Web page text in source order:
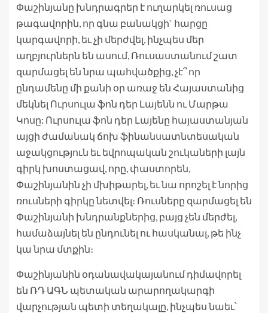
Փաշինյանը խնդրագրեր է ուղարկել ռուսաց
թագավորին, որ գնա բանակցի` հարցը
կարգավորի, եւ չի մերժվել, ինչպես մեր
աղբյուրներն են ասում, Ռուսաստանում շատ
զարմացել են նրա պահվածքից, չէ՞ որ
ընդամենը մի քանի օր առաջ են Հայաստանից
մեկնել Ուրսուլա ֆոն դեր Լայենն ու Մարթա
Կոսը: Ուրսուլա ֆոն դեր Լայենը հայաստանյան
այցի ժամանակ ճոխ ֆինանսատնտեսական
աջակցություն եւ եվրոպական շուկաների լայն
գիրկ խոստացավ, որը, փաստորեն,
Փաշինյանին չի մխիթարել, եւ նա որոշել է նորից
ռուսների գիրկը նետվել։ Ռուսները զարմացել են
Փաշինյանի խնդրանքներից, բայց չեն մերժել,
համաձայնել են ընդունել ու հասկանալ, թե ինչ
կա նրա մտքին։
Փաշինյանին օդանավակայանում դիմավորել
են ՌԴ ԱԳՆ պետական արարողակարգի
վարչության պետի տեղակալը, ինչպես նաեւ՝